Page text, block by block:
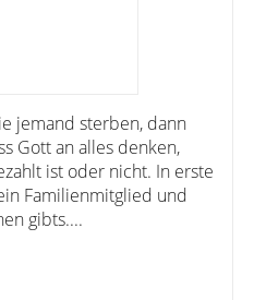
jemand sterben, dann
Gott an alles denken,
ist oder nicht. In erste
Familienmitglied und
gibts....